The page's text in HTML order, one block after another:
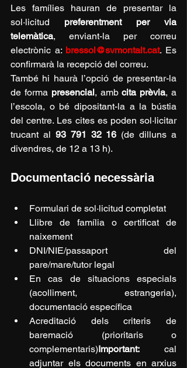
Les famílies hauran de presentar la
sol·licitud preferentment per via
telemàtica, enviant-la per correu
electrònic a: bressol@svmontalt.cat. Es
confirmarà la recepció del correu.
També hi haurà l’opció de presentar-la
de forma presencial, amb cita prèvia, a
l’escola, o bé dipositant-la a la bústia
del centre. Les cites es poden sol·licitar
trucant al 93 791 32 16 (de dilluns a
divendres, de 12 a 13 h).
Documentació necessària
Formulari de sol·licitud completat
Llibre de família o certificat de
naixement
DNI/NIE/passaport del
pare/mare/tutor legal
En cas de situacions especials
(acolliment, estrangeria),
documentació específica
Acreditació dels criteris de
baremació (prioritaris o
complementaris)Important: cal
adjuntar els documents en arxius